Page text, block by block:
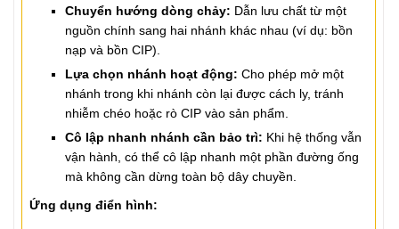
Chuyển hướng dòng chảy: Dẫn lưu chất từ một
nguồn chính sang hai nhánh khác nhau (ví dụ: bồn
nạp và bồn CIP).
Lựa chọn nhánh hoạt động: Cho phép mở một
nhánh trong khi nhánh còn lại được cách ly, tránh
nhiễm chéo hoặc rò CIP vào sản phẩm.
Cô lập nhanh nhánh cần bảo trì: Khi hệ thống vẫn
vận hành, có thể cô lập nhanh một phần đường ống
mà không cần dừng toàn bộ dây chuyền.
Ứng dụng điển hình: